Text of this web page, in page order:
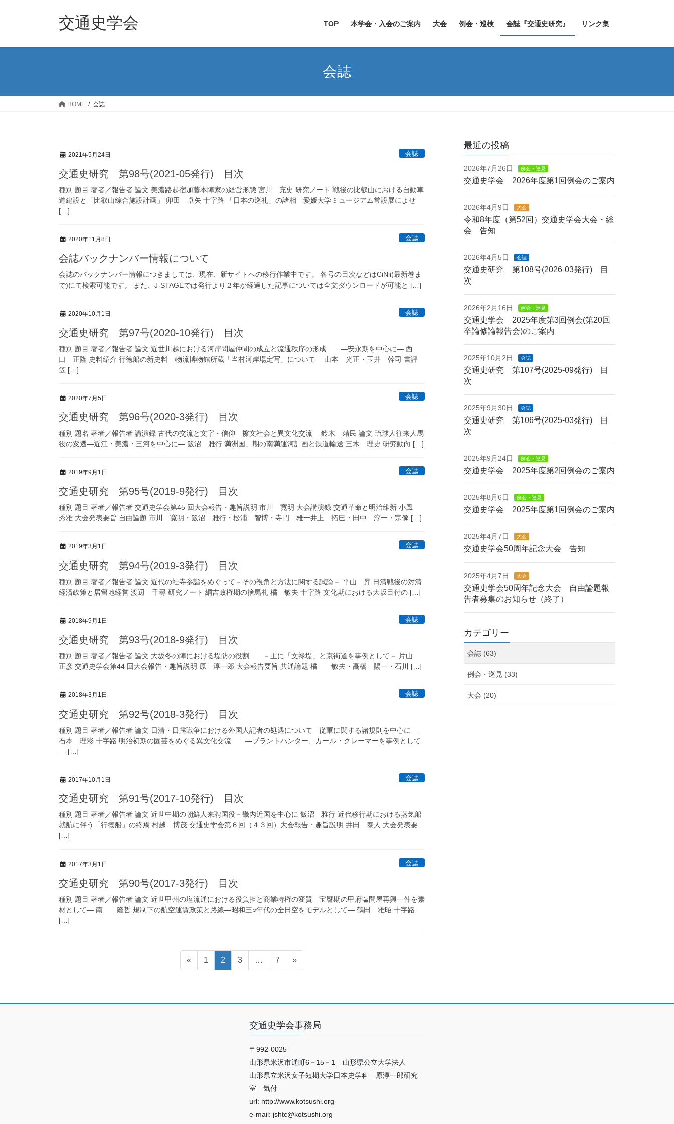
交通史学会 TOP 本学会・入会のご案内 大会 例会・巡検 会誌『交通史研究』 リンク集
会誌
HOME 会誌
2021年5月24日 会誌
交通史研究 第98号(2021-05発行) 目次
種別 題目 著者／報告者 論文 美濃路起宿加藤本陣家の経営形態 宮川 充史 研究ノート 戦後の比叡山における自動車
道建設と「比叡山綜合施設計画」 卯田 卓矢 十字路 「日本の巡礼」の諸相―愛媛大学ミュージアム常設展によせ
[…]
2020年11月8日 会誌
会誌バックナンバー情報について
会誌のバックナンバー情報につきましては、現在、新サイトへの移行作業中です。 各号の目次などはCiNii(最新巻ま
で)にて検索可能です。 また、J-STAGEでは発行より２年が経過した記事については全文ダウンロードが可能と […]
2020年10月1日 会誌
交通史研究 第97号(2020-10発行) 目次
種別 題目 著者／報告者 論文 近世川越における河岸問屋仲間の成立と流通秩序の形成 ―安永期を中心に― 西
口 正隆 史料紹介 行徳船の新史料―物流博物館所蔵「当村河岸場定写」について― 山本 光正・玉井 幹司 書評
笠 […]
2020年7月5日 会誌
交通史研究 第96号(2020-3発行) 目次
種別 題名 著者／報告者 講演録 古代の交流と文字・信仰―擦文社会と異文化交流― 鈴木 靖民 論文 琉球人往来人馬
役の変遷―近江・美濃・三河を中心に― 飯沼 雅行 満洲国」期の南満運河計画と鉄道輸送 三木 理史 研究動向 […]
2019年9月1日 会誌
交通史研究 第95号(2019-9発行) 目次
種別 題目 著者／報告者 交通史学会第45 回大会報告・趣旨説明 市川 寛明 大会講演録 交通革命と明治維新 小風
秀雅 大会発表要旨 自由論題 市川 寛明・飯沼 雅行・松浦 智博・寺門 雄一井上 拓巳・田中 淳一・宗像 […]
2019年3月1日 会誌
交通史研究 第94号(2019-3発行) 目次
種別 題目 著者／報告者 論文 近代の社寺参詣をめぐって－その視角と方法に関する試論－ 平山 昇 日清戦後の対清
経済政策と居留地経営 渡辺 千尋 研究ノート 綱吉政権期の捨馬札 橘 敏夫 十字路 文化期における大坂目付の […]
2018年9月1日 会誌
交通史研究 第93号(2018-9発行) 目次
種別 題目 著者／報告者 論文 大坂冬の陣における堤防の役割 －主に「文禄堤」と京街道を事例として－ 片山
正彦 交通史学会第44 回大会報告・趣旨説明 原 淳一郎 大会報告要旨 共通論題 橘 敏夫・高橋 陽一・石川 […]
2018年3月1日 会誌
交通史研究 第92号(2018-3発行) 目次
種別 題目 著者／報告者 論文 日清・日露戦争における外国人記者の処遇について―従軍に関する諸規則を中心に―
石本 理彩 十字路 明治初期の園芸をめぐる異文化交流 ―プラントハンター、カール・クレーマーを事例として
― […]
2017年10月1日 会誌
交通史研究 第91号(2017-10発行) 目次
種別 題目 著者／報告者 論文 近世中期の朝鮮人来聘国役－畿内近国を中心に 飯沼 雅行 近代移行期における蒸気船
就航に伴う「行徳船」の終焉 村越 博茂 交通史学会第６回（４３回）大会報告・趣旨説明 井田 泰人 大会発表要
[…]
2017年3月1日 会誌
交通史研究 第90号(2017-3発行) 目次
種別 題目 著者／報告者 論文 近世甲州の塩流通における役負担と商業特権の変質―宝暦期の甲府塩問屋再興一件を素
材として― 南 隆哲 規制下の航空運賃政策と路線―昭和三○年代の全日空をモデルとして― 鶴田 雅昭 十字路
[…]
ペ
«
固
定
1
固
定
2
固
定
3 …
固
定
7 »
最近の投稿
2026年7月26日 例会・巡見
交通史学会 2026年度第1回例会のご案内
2026年4月9日 大会
令和8年度（第52回）交通史学会大会・総
会 告知
2026年4月5日 会誌
交通史研究 第108号(2026-03発行) 目
次
2026年2月16日 例会・巡見
交通史学会 2025年度第3回例会(第20回
卒論修論報告会)のご案内
2025年10月2日 会誌
交通史研究 第107号(2025-09発行) 目
次
2025年9月30日 会誌
交通史研究 第106号(2025-03発行) 目
次
2025年9月24日 例会・巡見
交通史学会 2025年度第2回例会のご案内
2025年8月6日 例会・巡見
交通史学会 2025年度第1回例会のご案内
2025年4月7日 大会
交通史学会50周年記念大会 告知
2025年4月7日 大会
交通史学会50周年記念大会 自由論題報
告者募集のお知らせ（終了）
カテゴリー
会誌 (63)
例会・巡見 (33)
大会 (20)
交通史学会事務局
〒992-0025
山形県米沢市通町6－15－1 山形県公立大学法人
山形県立米沢女子短期大学日本史学科 原淳一郎研究
室 気付
url: http://www.kotsushi.org
e-mail: jshtc@kotsushi.org